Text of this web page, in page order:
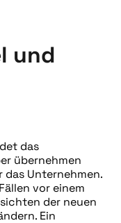
und
das
übernehmen
Unternehmen.
vor einem
der neuen
Ein